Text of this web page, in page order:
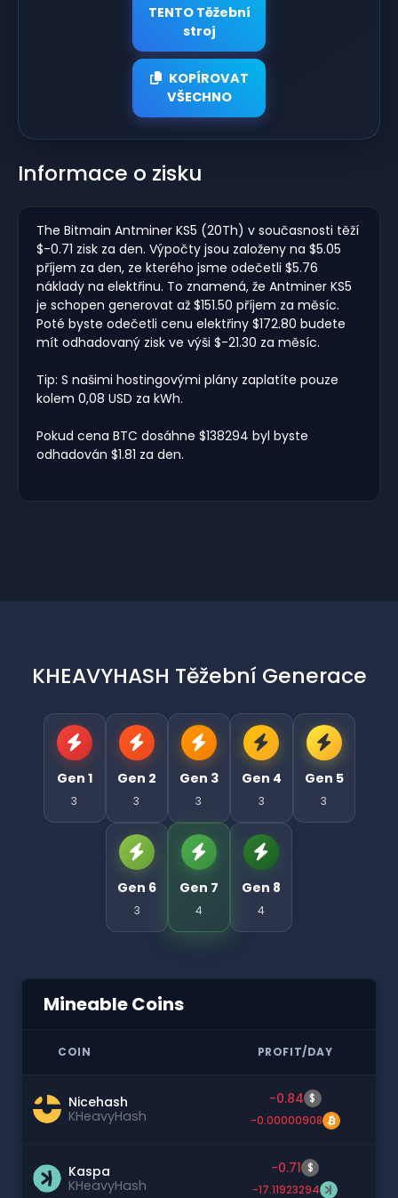
TENTO Těžební
stroj
KOPÍROVAT
VŠECHNO
Informace o zisku
The Bitmain Antminer KS5 (20Th) v současnosti těží
$-0.71 zisk za den. Výpočty jsou založeny na $5.05
příjem za den, ze kterého jsme odečetli $5.76
náklady na elektřinu. To znamená, že Antminer KS5
je schopen generovat až $151.50 příjem za měsíc.
Poté byste odečetli cenu elektřiny $172.80 budete
mít odhadovaný zisk ve výši $-21.30 za měsíc.
Tip: S našimi hostingovými plány zaplatíte pouze
kolem 0,08 USD za kWh.
Pokud cena BTC dosáhne $138294 byl byste
odhadován $1.81 za den.
KHEAVYHASH Těžební Generace
Gen 1
3
Gen 2
3
Gen 3
3
Gen 4
3
Gen 5
3
Gen 6
3
Gen 7
4
Gen 8
4
Mineable Coins
COIN PROFIT/DAY
Nicehash
KHeavyHash
-0.84 $
-0.00000908
Kaspa
KHeavyHash
-0.71 $
-17.11923294